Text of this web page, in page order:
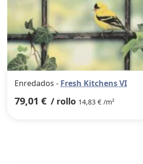
Enredados - Fresh Kitchens VI
79,01 € / rollo 14,83 € /m²